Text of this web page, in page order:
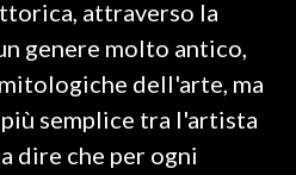
attraverso la
genere molto antico,
dell'arte, ma
semplice tra l'artista
dire che per ogni